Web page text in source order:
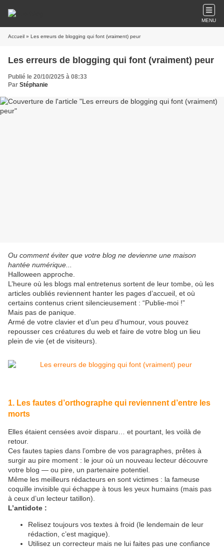
MENU
Accueil » Les erreurs de blogging qui font (vraiment) peur
Les erreurs de blogging qui font (vraiment) peur
Publié le 20/10/2025 à 08:33
Par Stéphanie
Ou comment éviter que votre blog ne devienne une maison
hantée numérique...
Halloween approche.
L’heure où les blogs mal entretenus sortent de leur tombe, où les
articles oubliés reviennent hanter les pages d’accueil, et où
certains contenus crient silencieusement : “Publie-moi !”
Mais pas de panique.
Armé de votre clavier et d’un peu d’humour, vous pouvez
repousser ces créatures du web et faire de votre blog un lieu
plein de vie (et de visiteurs).
1. Les fautes d’orthographe qui reviennent d’entre les
morts
Elles étaient censées avoir disparu… et pourtant, les voilà de
retour.
Ces fautes tapies dans l’ombre de vos paragraphes, prêtes à
surgir au pire moment : le jour où un nouveau lecteur découvre
votre blog — ou pire, un partenaire potentiel.
Même les meilleurs rédacteurs en sont victimes : la fameuse
coquille invisible qui échappe à tous les yeux humains (mais pas
à ceux d’un lecteur tatillon).
L’antidote :
Relisez toujours vos textes à froid (le lendemain de leur
rédaction, c’est magique).
Utilisez un correcteur mais ne lui faites pas une confiance